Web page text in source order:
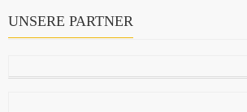
UNSERE PARTNER